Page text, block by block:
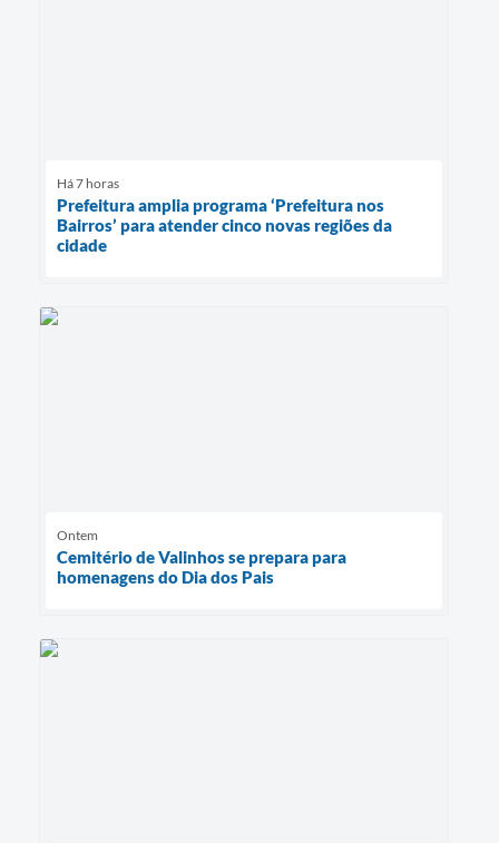
Há 7 horas
Prefeitura amplia programa ‘Prefeitura nos
Bairros’ para atender cinco novas regiões da
cidade
Ontem
Cemitério de Valinhos se prepara para
homenagens do Dia dos Pais